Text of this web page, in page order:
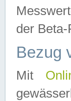
der
Bezug
Mit